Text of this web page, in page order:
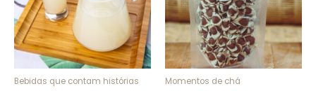
Bebidas que contam histórias Momentos de chá